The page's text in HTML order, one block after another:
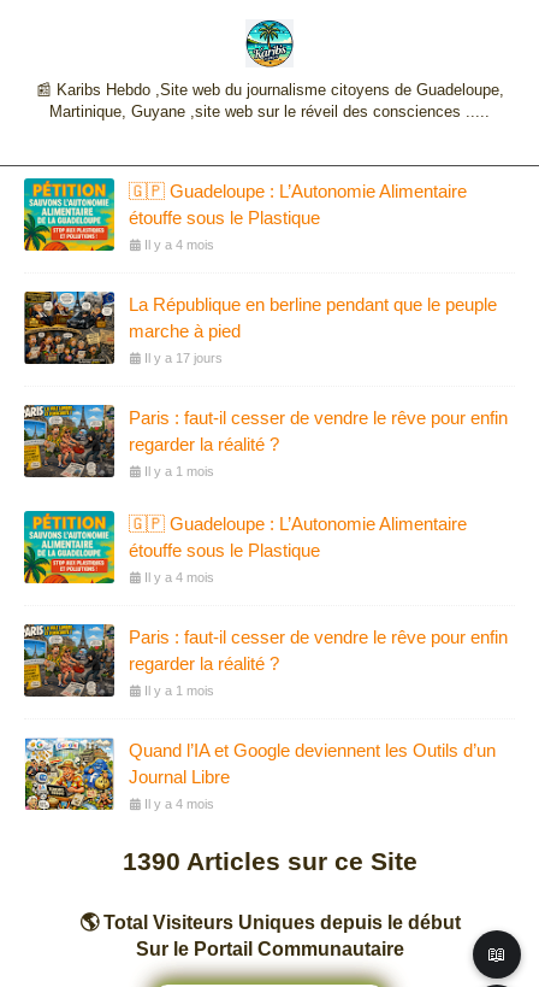
📖
📰 Karibs Hebdo ,Site web du journalisme citoyens de Guadeloupe,
Martinique, Guyane ,site web sur le réveil des consciences .....
🇬🇵 Guadeloupe : L’Autonomie Alimentaire
étouffe sous le Plastique
Il y a 4 mois
La République en berline pendant que le peuple
marche à pied
Il y a 17 jours
Paris : faut-il cesser de vendre le rêve pour enfin
regarder la réalité ?
Il y a 1 mois
🇬🇵 Guadeloupe : L’Autonomie Alimentaire
étouffe sous le Plastique
Il y a 4 mois
Paris : faut-il cesser de vendre le rêve pour enfin
regarder la réalité ?
Il y a 1 mois
Quand l’IA et Google deviennent les Outils d’un
Journal Libre
Il y a 4 mois
1390 Articles sur ce Site
🌎 Total Visiteurs Uniques depuis le début
Sur le Portail Communautaire